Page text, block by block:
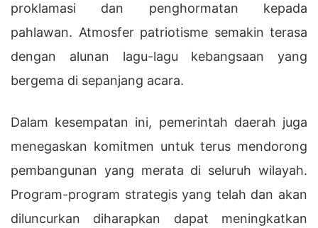
proklamasi dan penghormatan kepada
pahlawan. Atmosfer patriotisme semakin terasa
dengan alunan lagu-lagu kebangsaan yang
bergema di sepanjang acara.
Dalam kesempatan ini, pemerintah daerah juga
menegaskan komitmen untuk terus mendorong
pembangunan yang merata di seluruh wilayah.
Program-program strategis yang telah dan akan
diluncurkan diharapkan dapat meningkatkan